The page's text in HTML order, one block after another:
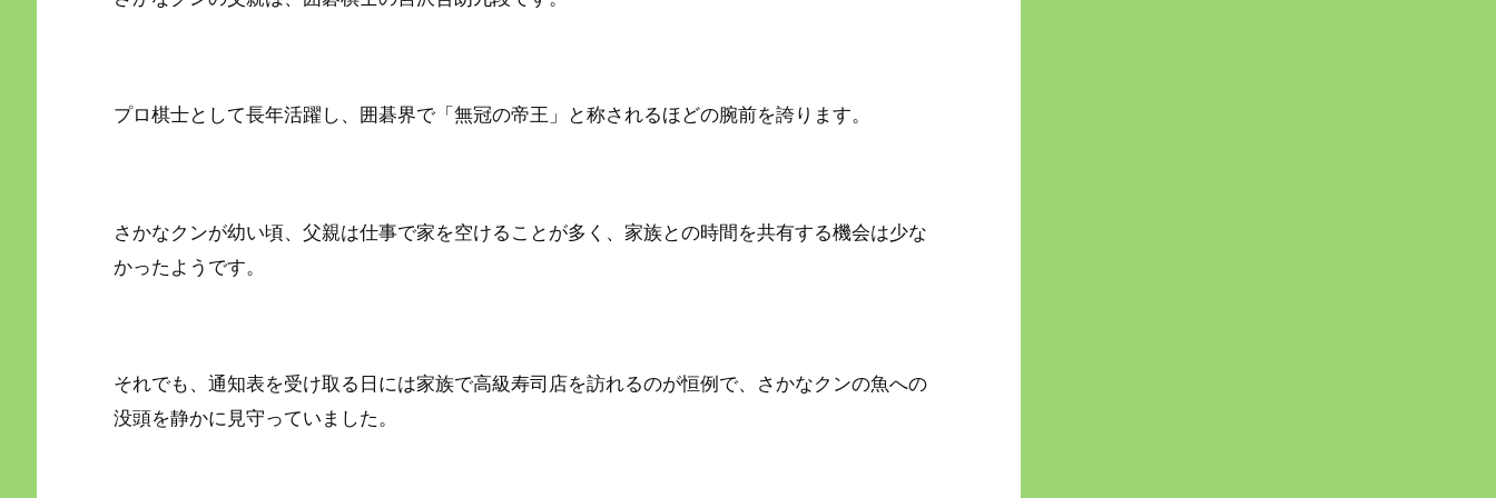
プロ棋士として長年活躍し、囲碁界で「無冠の帝王」と称されるほどの腕前を誇ります。
さかなクンが幼い頃、父親は仕事で家を空けることが多く、家族との時間を共有する機会は少な
かったようです。
それでも、通知表を受け取る日には家族で高級寿司店を訪れるのが恒例で、さかなクンの魚への
没頭を静かに見守っていました。